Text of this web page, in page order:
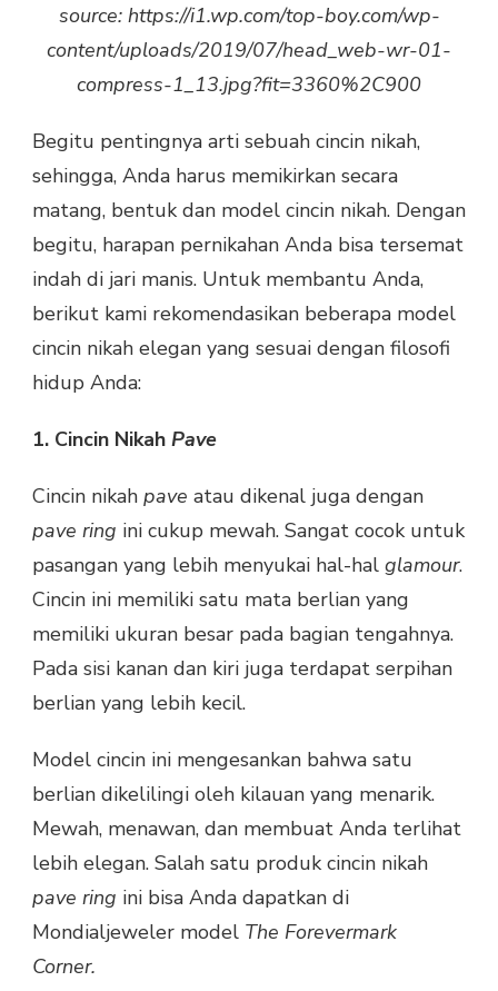
source: https://i1.wp.com/top-boy.com/wp-
content/uploads/2019/07/head_web-wr-01-
compress-1_13.jpg?fit=3360%2C900
Begitu pentingnya arti sebuah cincin nikah,
sehingga, Anda harus memikirkan secara
matang, bentuk dan model cincin nikah. Dengan
begitu, harapan pernikahan Anda bisa tersemat
indah di jari manis. Untuk membantu Anda,
berikut kami rekomendasikan beberapa model
cincin nikah elegan yang sesuai dengan filosofi
hidup Anda:
1. Cincin Nikah Pave
Cincin nikah pave atau dikenal juga dengan
pave ring ini cukup mewah. Sangat cocok untuk
pasangan yang lebih menyukai hal-hal glamour.
Cincin ini memiliki satu mata berlian yang
memiliki ukuran besar pada bagian tengahnya.
Pada sisi kanan dan kiri juga terdapat serpihan
berlian yang lebih kecil.
Model cincin ini mengesankan bahwa satu
berlian dikelilingi oleh kilauan yang menarik.
Mewah, menawan, dan membuat Anda terlihat
lebih elegan. Salah satu produk cincin nikah
pave ring ini bisa Anda dapatkan di
Mondialjeweler model The Forevermark
Corner.